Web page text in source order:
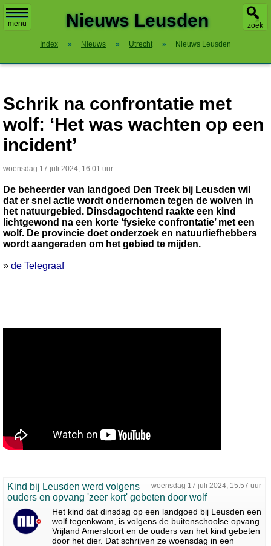
menu zoek
Nieuws Leusden
Index » Nieuws » Utrecht » Nieuws Leusden
Schrik na confrontatie met
wolf: ‘Het was wachten op een
incident’
woensdag 17 juli 2024, 16:01 uur
De beheerder van landgoed Den Treek bij Leusden wil
dat er snel actie wordt ondernomen tegen de wolven in
het natuurgebied. Dinsdagochtend raakte een kind
lichtgewond na een korte ‘fysieke confrontatie’ met een
wolf. De provincie doet onderzoek en natuurliefhebbers
wordt aangeraden om het gebied te mijden.
» de Telegraaf
woensdag 17 juli 2024, 15:57 uur
Kind bij Leusden werd volgens
ouders en opvang 'zeer kort' gebeten door wolf
Het kind dat dinsdag op een landgoed bij Leusden een
wolf tegenkwam, is volgens de buitenschoolse opvang
Vrijland Amersfoort en de ouders van het kind gebeten
door het dier. Dat schrijven ze woensdag in een